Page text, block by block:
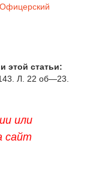
Офицерский
этой статьи:
Л. 22 об—23.
или
сайт